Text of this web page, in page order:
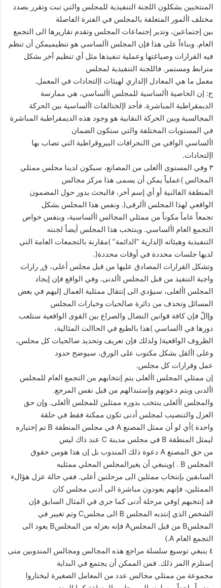
المنتخبين يشكلون اللجنة التنفيذية للمجلس والتي تبت وتقرر بصدد
مختلف األمور المتعلقة بالمجلس في الفترة الفاصلة
بين إجتماعين، وتدير إجتماعات المجلس وتقدم تقاريرها الى التجمع
العام. وبناءاً على هذا فإن المجلس األساسي هو تنظيميمكن أن تنظم
فيه القرارات وصياغتها وعملية تنفيذها مثل أي تنظيم آخر بشكل
مترابط ومستمر. فاللجنة التنفيذية لمجلس
معمل ما هي المعادل اإلداري لهيئات اإلتحادات في المعمل.
ج: إن الخاصية األساسية للمجلس األساسي، هي ممارسة
الديمقراطية المباشرة. فأحد اإلختالفات األساسية بين الحركة
المجالسية وبين الحركة النقابية هو وجود هذه الديمقراطية المباشرة
في المستويات المختلفة والتي ستكون الضمان
األساسي الواقي من االنحرافات البيروقراطية التي تصاب بها
اإلتحادات.
٣ وفي المستوى األعلى من المصانع، سيكون لدينا مجلس ممثلي
المجالس )عملياً يمكن أن يسمى هذا مركز مجالس
المنطقة الفالنية أو أي إسم آخر، فالبحث يدور حول المضمون
الواقعي لهذا المجلس األرقى(. ونفس هذا المجلس يشكل
تجمعاً عاماً مكوناً من ممثلي المجالس األساسية، وبنفس خواص
التجمع العام األساسي. وينتخب هذا المجلس أيضاً لجنته
التنفيذية وهيئاته اإلدارية “الدائمة” )مقارنة بالتجمعات العامة التي
لديها جلسات محددة في أوقات محددة(.
وتشكل القرارات المصادق عليها من قبل مجلس أعلى، ق ٍ رارات
واجبة التنفيذ من قبل المجلس األدنى. وفي الواقع فإن إيجاد
المجلس األعلى، سيؤدي الى إنتقال ممثلية العمال إليهم في بعض
المسائل وتحذف من دائرة صالحيات وخيارات المجلس
وإالّ فإن كافة قوانين النضال والصراع بين القوى الواقعية ستلعب
دورها في األساسي )هذا بالطبع في الحاالت المثالية،
الظروف الواقعية( ولذلك فإن تعريف وتحديد صالحيات كل مجلس،
وعلى األقل بشكل مكتوب على الورق، سيوضح حدود
عمل وقرارات كل مجلس.
إن ممثلي المجلس األعلى يتم إنتخابهم من التجمع العام للمجلس
األدنى ويتم دعوتهم وإستبدالهم من قبل نفس المرجع.
والمجلس األعلى ينتخب بدوره ممثلين للمجلس األعلى. وإن حق
العزل والتنصيب لمجلس أدنى تكون ممكنة فقط في حلقة
واحدة )أي لو أن ممثل المصنع A في مجلس المنطقة B تم إختياره
ليمثل المنطقة B في مجلس مدينة C عند ذاك ليس
من حق المصنع A دعوة ذلك المندوب بل إن هذا هومن حقوق
المجلس B . )وينبغي أن يغيرالمجلس المحلي ممثليه
السابقين بإنتخاب ممثلين الى مرحلتين أعلى. ففي حالة عزل هؤالء
الممثلين، فإنهم يعودون مباشرة الى أدنى مجلس كان
قد إنتخبهم )وفي مرحلة أدنى كما جرى في المثال السابق فإن
الشخص الذي إنتدبه المجلس B الى مجلسC وتم تغيير في
المجلسB من قبل المجلسA فإنه بعزله من المجلسB يعود الى
التجمع العام A.)
٤ ينبغي توسيع سلسلة مراجع هذه المجالس ومجالس المندوبين متى
إستلزم االمر ذلك. فمن الممكن أن يجتمع في البداية
مجموعة من ممثلي مجالس عدد من المعامل الصغيرة ليختاروا